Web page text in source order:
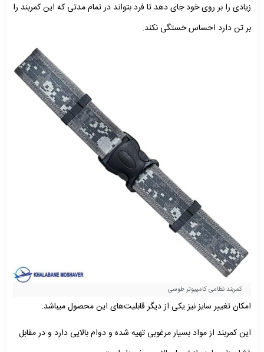
زیادی را بر روی خود جای دهد تا فرد بتواند در تمام مدتی که این کمربند را
بر تن دارد احساس خستگی نکند.
کمربند نظامی کامپیوتر طوسی
امکان تغییر سایز نیز یکی از دیگر قابلیت‌های این محصول میباشد.
این کمربند از مواد بسیار مرغوبی تهیه شده و دوام بالایی دارد و در مقابل